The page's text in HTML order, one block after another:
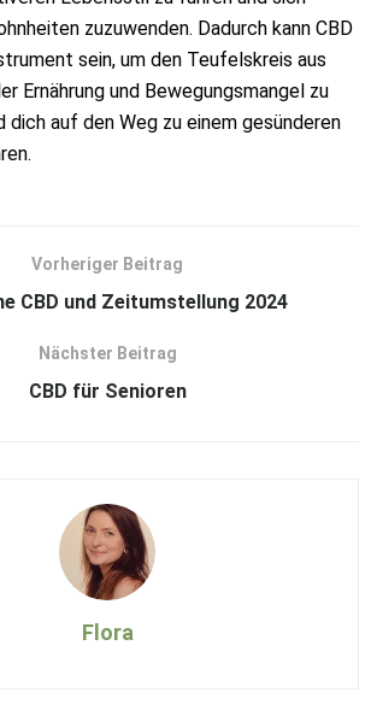
zuzuwenden. Dadurch kann CBD
sein, um den Teufelskreis aus
Ernährung und Bewegungsmangel zu
dich auf den Weg zu einem gesünderen
Vorheriger Beitrag
CBD und Zeitumstellung 2024
Nächster Beitrag
CBD für Senioren
Flora